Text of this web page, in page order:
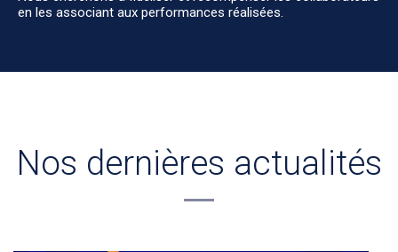
en les associant aux performances réalisées.
Nos dernières actualités